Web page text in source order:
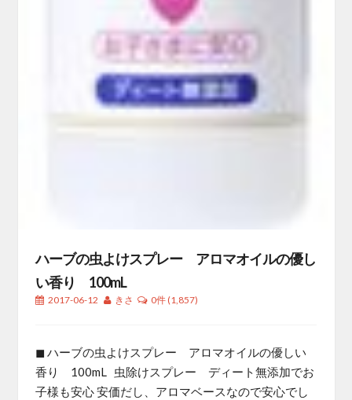
ハーブの虫よけスプレー アロマオイルの優し
い香り 100mL
2017-06-12 きさ 0件(1,857)
◼︎ ハーブの虫よけスプレー アロマオイルの優しい
香り 100mL 虫除けスプレー ディート無添加でお
子様も安心 安価だし、アロマベースなので安心でし